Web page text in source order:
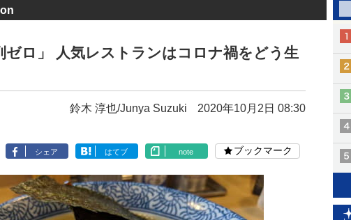
ゼロ」 人気レストランはコロナ禍をどう生
鈴木 淳也/Junya Suzuki 2020年10月2日 08:30
シェア はてブ note ブックマーク